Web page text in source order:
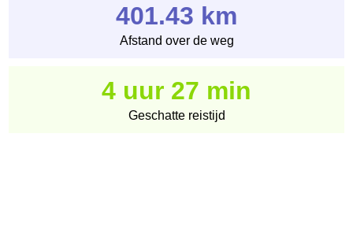
401.43 km
Afstand over de weg
4 uur 27 min
Geschatte reistijd